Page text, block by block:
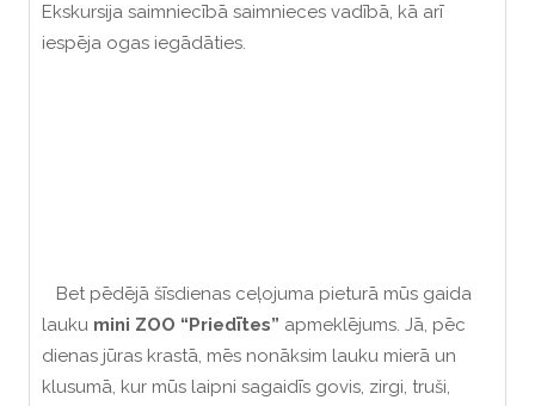
Ekskursija saimniecībā saimnieces vadībā, kā arī
iespēja ogas iegādāties.
Bet pēdējā šīsdienas ceļojuma pieturā mūs gaida
lauku mini ZOO “Priedītes” apmeklējums. Jā, pēc
dienas jūras krastā, mēs nonāksim lauku mierā un
klusumā, kur mūs laipni sagaidīs govis, zirgi, truši,